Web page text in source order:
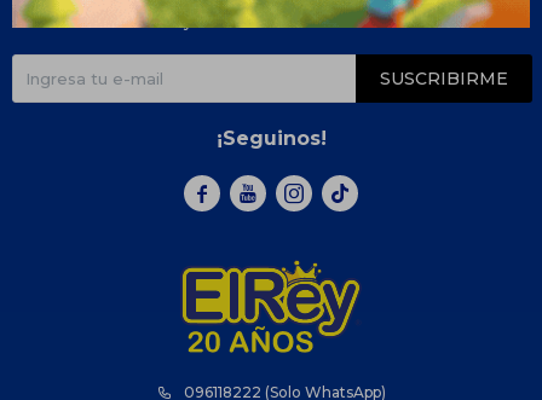
096118222 (Solo WhatsApp)
¡Suscribite y recibí todas nuestras novedades!
SUSCRIBIRME
¡Seguinos!
  